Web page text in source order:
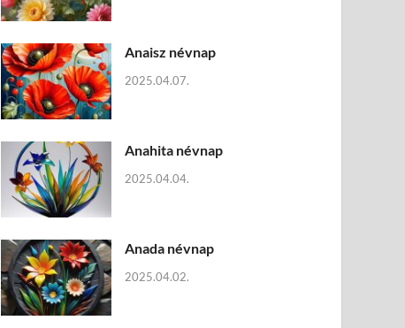
Anaisz névnap
2025.04.07.
Anahita névnap
2025.04.04.
Anada névnap
2025.04.02.